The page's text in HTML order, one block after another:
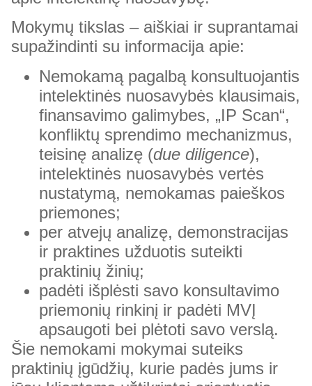
Mokymų tikslas – aiškiai ir suprantamai
supažindinti su informacija apie:
Nemokamą pagalbą konsultuojantis
intelektinės nuosavybės klausimais,
finansavimo galimybes, „IP Scan“,
konfliktų sprendimo mechanizmus,
teisinę analizę (due diligence),
intelektinės nuosavybės vertės
nustatymą, nemokamas paieškos
priemones;
per atvejų analizę, demonstracijas
ir praktines užduotis suteikti
praktinių žinių;
padėti išplėsti savo konsultavimo
priemonių rinkinį ir padėti MVĮ
apsaugoti bei plėtoti savo verslą.
Šie nemokami mokymai suteiks
praktinių įgūdžių, kurie padės jums ir